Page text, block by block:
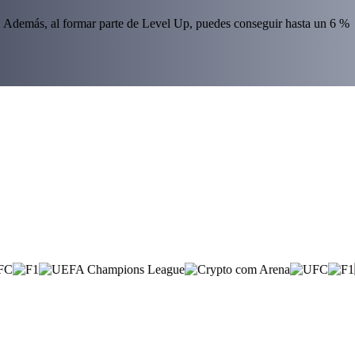
al formar parte de Level Up, puedes conseguir hasta un 6 %